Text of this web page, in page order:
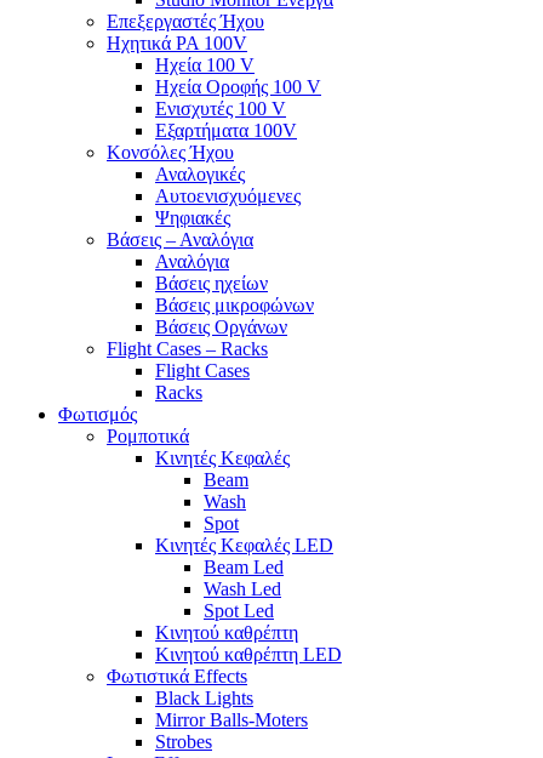
Επεξεργαστές Ήχου
Ηχητικά PA 100V
Ηχεία 100 V
Ηχεία Οροφής 100 V
Ενισχυτές 100 V
Εξαρτήματα 100V
Κονσόλες Ήχου
Αναλογικές
Αυτοενισχυόμενες
Ψηφιακές
Βάσεις – Αναλόγια
Αναλόγια
Βάσεις ηχείων
Βάσεις μικροφώνων
Βάσεις Οργάνων
Flight Cases – Racks
Flight Cases
Racks
Φωτισμός
Ρομποτικά
Κινητές Κεφαλές
Beam
Wash
Spot
Κινητές Κεφαλές LED
Beam Led
Wash Led
Spot Led
Κινητού καθρέπτη
Κινητού καθρέπτη LED
Φωτιστικά Effects
Black Lights
Mirror Balls-Moters
Strobes